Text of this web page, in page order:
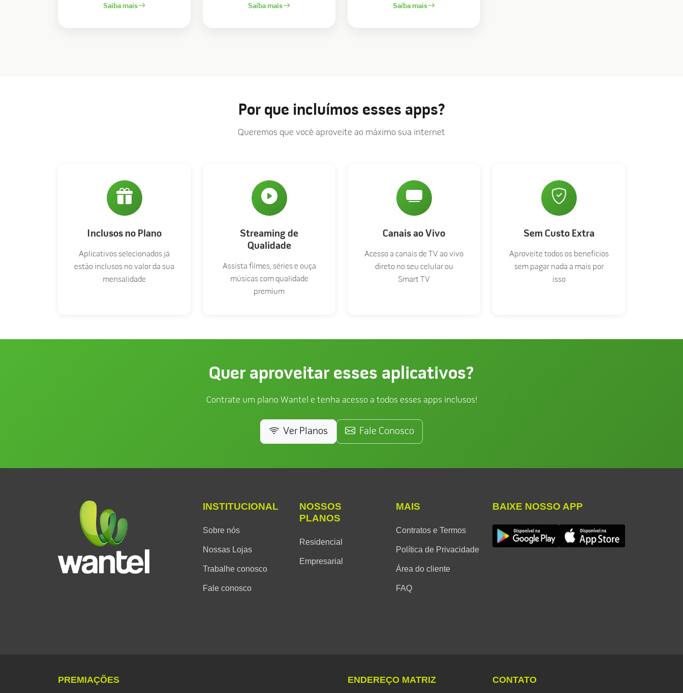
Saiba mais Saiba mais Saiba mais
Por que incluímos esses apps?
Queremos que você aproveite ao máximo sua internet
Inclusos no Plano
Aplicativos selecionados já
estão inclusos no valor da sua
mensalidade
Streaming de
Qualidade
Assista filmes, séries e ouça
músicas com qualidade
premium
Canais ao Vivo
Acesso a canais de TV ao vivo
direto no seu celular ou
Smart TV
Sem Custo Extra
Aproveite todos os benefícios
sem pagar nada a mais por
isso
Quer aproveitar esses aplicativos?
Contrate um plano Wantel e tenha acesso a todos esses apps inclusos!
Ver Planos Fale Conosco
INSTITUCIONAL
Sobre nós
Nossas Lojas
Trabalhe conosco
Fale conosco
NOSSOS
PLANOS
Residencial
Empresarial
MAIS
Contratos e Termos
Política de Privacidade
Área do cliente
FAQ
BAIXE NOSSO APP
PREMIAÇÕES ENDEREÇO MATRIZ CONTATO